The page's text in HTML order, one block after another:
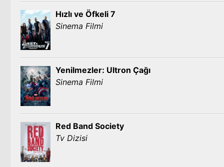
Hızlı ve Öfkeli 7
Sinema Filmi
Yenilmezler: Ultron Çağı
Sinema Filmi
Red Band Society
Tv Dizisi